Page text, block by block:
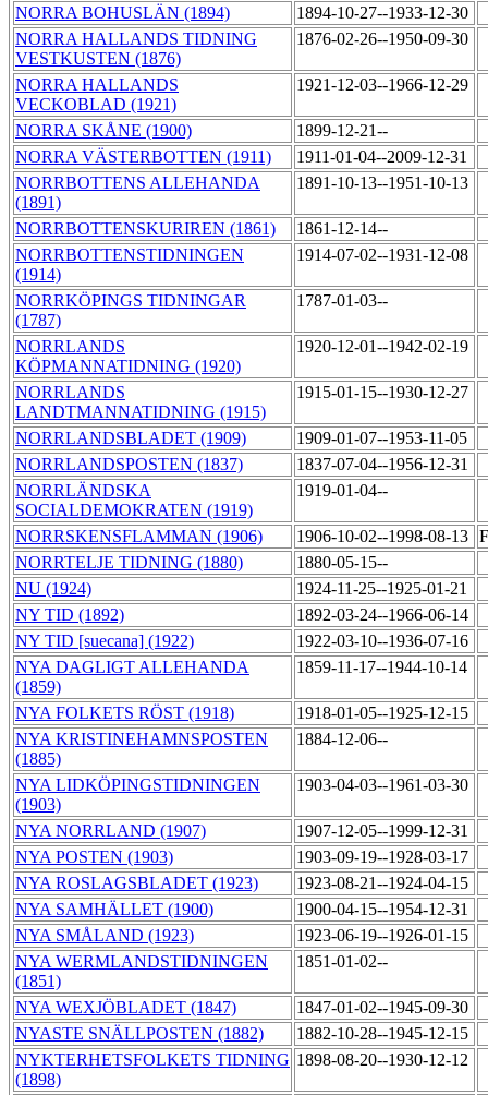
NORRA BOHUSLÄN (1894)
1894-10-27--1933-12-30
NORRA HALLANDS TIDNING
VESTKUSTEN (1876)
1876-02-26--1950-09-30
NORRA HALLANDS
VECKOBLAD (1921)
1921-12-03--1966-12-29
NORRA SKÅNE (1900)
1899-12-21--
NORRA VÄSTERBOTTEN (1911)
1911-01-04--2009-12-31
NORRBOTTENS ALLEHANDA
(1891)
1891-10-13--1951-10-13
NORRBOTTENSKURIREN (1861)
1861-12-14--
NORRBOTTENSTIDNINGEN
(1914)
1914-07-02--1931-12-08
NORRKÖPINGS TIDNINGAR
(1787)
1787-01-03--
NORRLANDS
KÖPMANNATIDNING (1920)
1920-12-01--1942-02-19
NORRLANDS
LANDTMANNATIDNING (1915)
1915-01-15--1930-12-27
NORRLANDSBLADET (1909)
1909-01-07--1953-11-05
NORRLANDSPOSTEN (1837)
1837-07-04--1956-12-31
NORRLÄNDSKA
SOCIALDEMOKRATEN (1919)
1919-01-04--
NORRSKENSFLAMMAN (1906) 1906-10-02--1998-08-13
NORRTELJE TIDNING (1880)
1880-05-15--
NU (1924)
1924-11-25--1925-01-21
NY TID (1892)
1892-03-24--1966-06-14
NY TID [suecana] (1922)
1922-03-10--1936-07-16
NYA DAGLIGT ALLEHANDA
(1859)
1859-11-17--1944-10-14
NYA FOLKETS RÖST (1918)
1918-01-05--1925-12-15
NYA KRISTINEHAMNSPOSTEN
(1885)
1884-12-06--
NYA LIDKÖPINGSTIDNINGEN
(1903)
1903-04-03--1961-03-30
NYA NORRLAND (1907)
1907-12-05--1999-12-31
NYA POSTEN (1903)
1903-09-19--1928-03-17
NYA ROSLAGSBLADET (1923)
1923-08-21--1924-04-15
NYA SAMHÄLLET (1900)
1900-04-15--1954-12-31
NYA SMÅLAND (1923)
1923-06-19--1926-01-15
NYA WERMLANDSTIDNINGEN
(1851)
1851-01-02--
NYA WEXJÖBLADET (1847)
1847-01-02--1945-09-30
NYASTE SNÄLLPOSTEN (1882)
1882-10-28--1945-12-15
NYKTERHETSFOLKETS TIDNING
(1898)
1898-08-20--1930-12-12